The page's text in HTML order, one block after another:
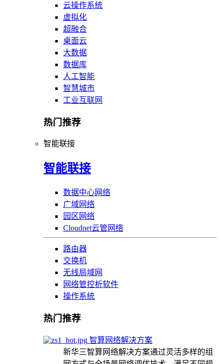
云操作系统
虚拟化
超融合
桌面云
大数据
数据库
人工智能
智慧城市
工业互联网
热门推荐
智能联接
智能联接
数据中心网络
广域网络
园区网络
Cloudnet云管网络
路由器
交换机
无线局域网
网络管控析软件
操作系统
热门推荐
智算网络解决方案
新华三智算网络解决方案通过灵活多样的组